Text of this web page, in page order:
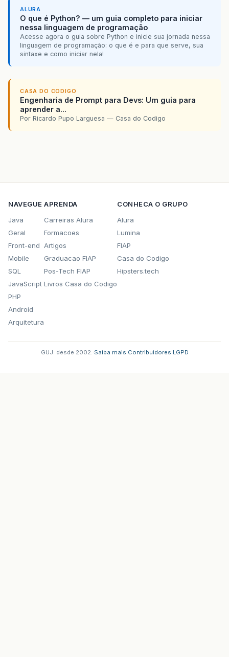
ALURA
O que é Python? — um guia completo para iniciar
nessa linguagem de programação
Acesse agora o guia sobre Python e inicie sua jornada nessa
linguagem de programação: o que é e para que serve, sua
sintaxe e como iniciar nela!
CASA DO CODIGO
Engenharia de Prompt para Devs: Um guia para
aprender a...
Por Ricardo Pupo Larguesa — Casa do Codigo
NAVEGUE
Java
Geral
Front-end
Mobile
SQL
JavaScript
PHP
Android
Arquitetura
APRENDA
Carreiras Alura
Formacoes
Artigos
Graduacao FIAP
Pos-Tech FIAP
Livros Casa do Codigo
CONHECA O GRUPO
Alura
Lumina
FIAP
Casa do Codigo
Hipsters.tech
GUJ: desde 2002. Saiba mais Contribuidores LGPD